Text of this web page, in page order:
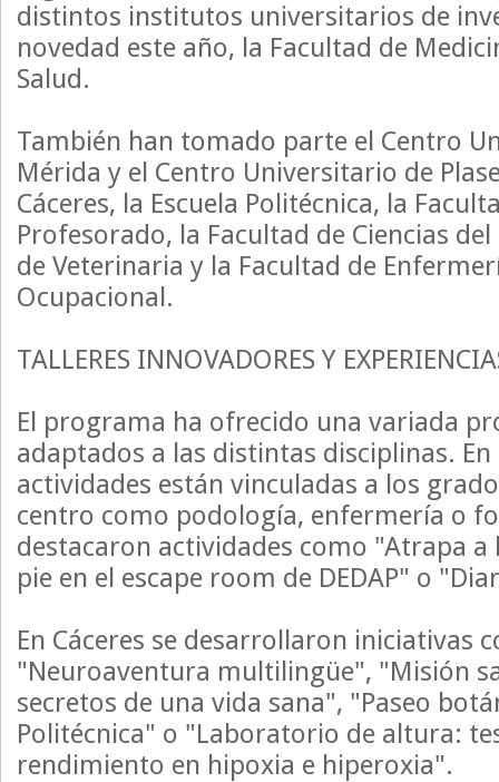
distintos institutos universitarios de
novedad este año, la Facultad de
Salud.
También han tomado parte el Centro
Mérida y el Centro Universitario de
Cáceres, la Escuela Politécnica, la
Profesorado, la Facultad de Ciencias
de Veterinaria y la Facultad de
Ocupacional.
TALLERES INNOVADORES Y
El programa ha ofrecido una variada
adaptados a las distintas disciplinas. En
actividades están vinculadas a los
centro como podología, enfermería o
destacaron actividades como "Atrapa
pie en el escape room de DEDAP" o
En Cáceres se desarrollaron iniciativas
"Neuroaventura multilingüe", "Misión
secretos de una vida sana", "Paseo
Politécnica" o "Laboratorio de altura:
rendimiento en hipoxia e hiperoxia".